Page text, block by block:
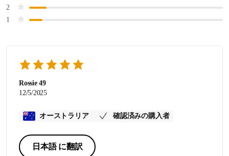
2
1
Rossie 49
12/5/2025
オーストラリア 確認済みの購入者
日本語 に翻訳